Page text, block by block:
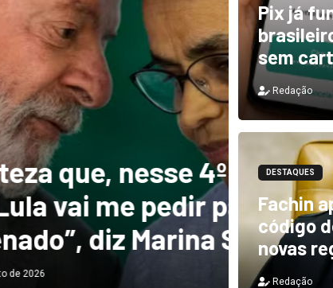
4º
pedir para
Marina Silva
DESTAQUES
Pix já
sem
Redação
DESTAQUES
Fachin
código
novas
Redação